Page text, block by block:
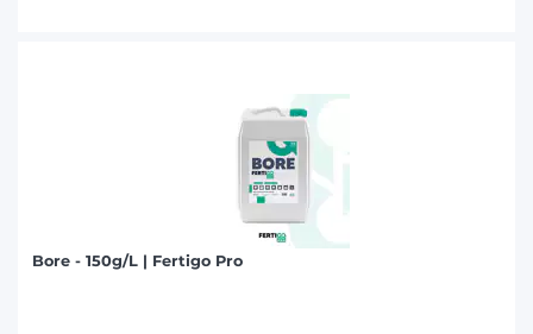
Bore - 150g/L | Fertigo Pro